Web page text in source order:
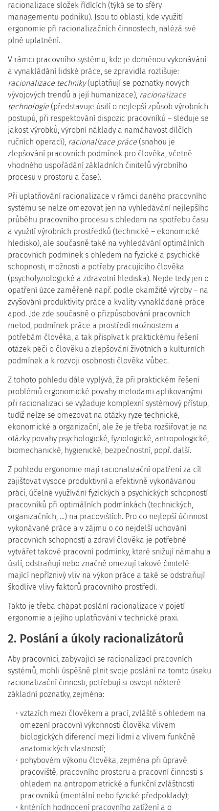
racionalizace složek řídících (týká se to sféry
managementu podniku). Jsou to oblasti, kde využití
ergonomie při racionalizačních činnostech, nalézá své
plné uplatnění.
V rámci pracovního systému, kde je doménou vykonávání
a vynakládání lidské práce, se zpravidla rozlišuje:
racionalizace techniky(uplatňují se poznatky nových
vývojových trendů a její humanizace), racionalizace
technologie (představuje úsilí o nejlepší způsob výrobních
postupů, při respektování dispozic pracovníků – sleduje se
jakost výrobků, výrobní náklady a namáhavost dílčích
ručních operací), racionalizace práce (snahou je
zlepšování pracovních podmínek pro člověka, včetně
vhodného uspořádání základních činitelů výrobního
procesu v prostoru a čase).
Při uplatňování racionalizace v rámci daného pracovního
systému se nelze omezovat jen na vyhledávání nejlepšího
průběhu pracovního procesu s ohledem na spotřebu času
a využití výrobních prostředků (technické – ekonomické
hledisko), ale současně také na vyhledávání optimálních
pracovních podmínek s ohledem na fyzické a psychické
schopnosti, možnosti a potřeby pracujícího člověka
(psychofyziologické a zdravotní hlediska). Nejde tedy jen o
opatření úzce zaměřené např. podle okamžité výroby – na
zvyšování produktivity práce a kvality vynakládané práce
apod. Jde zde současně o přizpůsobování pracovních
metod, podmínek práce a prostředí možnostem a
potřebám člověka, a tak přispívat k praktickému řešení
otázek péči o člověku a zlepšování životních a kulturních
podmínek a k rozvoji osobnosti člověka vůbec.
Z tohoto pohledu dále vyplývá, že při praktickém řešení
problémů ergonomické povahy metodami aplikovanými
při racionalizaci se vyžaduje komplexní systémový přístup,
tudíž nelze se omezovat na otázky ryze technické,
ekonomické a organizační, ale že je třeba rozšiřovat je na
otázky povahy psychologické, fyziologické, antropologické,
biomechanické, hygienické, bezpečnostní, popř. další.
Z pohledu ergonomie mají racionalizační opatření za cíl
zajišťovat vysoce produktivní a efektivně vykonávanou
práci, účelné využívání fyzických a psychických schopností
pracovníků při optimálních podmínkách (technických,
organizačních, …) na pracovištích. Pro co nejlepší účinnost
vykonávané práce a v zájmu o co nejdelší uchování
pracovních schopností a zdraví člověka je potřebné
vytvářet takové pracovní podmínky, které snižují námahu a
úsilí, odstraňují nebo značně omezují takové činitelé
mající nepříznivý vliv na výkon práce a také se odstraňují
škodlivé vlivy faktorů pracovního prostředí.
Takto je třeba chápat poslání racionalizace v pojetí
ergonomie a jejího uplatňování v technické praxi.
2. Poslání a úkoly racionalizátorů
Aby pracovníci, zabývající se racionalizací pracovních
systémů, mohli úspěšně plnit svoje poslání na tomto úseku
racionalizační činnosti, potřebují si osvojit některé
základní poznatky, zejména:
vztazích mezi člověkem a prací, zvláště s ohledem na
omezení pracovní výkonnosti člověka vlivem
biologických diferencí mezi lidmi a vlivem funkčně
anatomických vlastností;
pohybovém výkonu člověka, zejména při úpravě
pracoviště, pracovního prostoru a pracovní činnosti s
ohledem na antropometrické a funkční zvláštnosti
pracovníků (mentální nebo fyzické předpoklady);
kritériích hodnocení pracovního zatížení a o